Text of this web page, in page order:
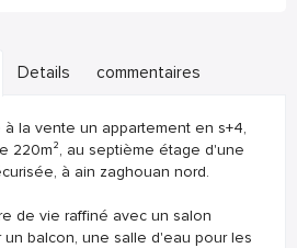
Details commentaires
la vente un appartement en s+4,
220m², au septième étage d'une
à ain zaghouan nord.
de vie raffiné avec un salon
un balcon, une salle d'eau pour les